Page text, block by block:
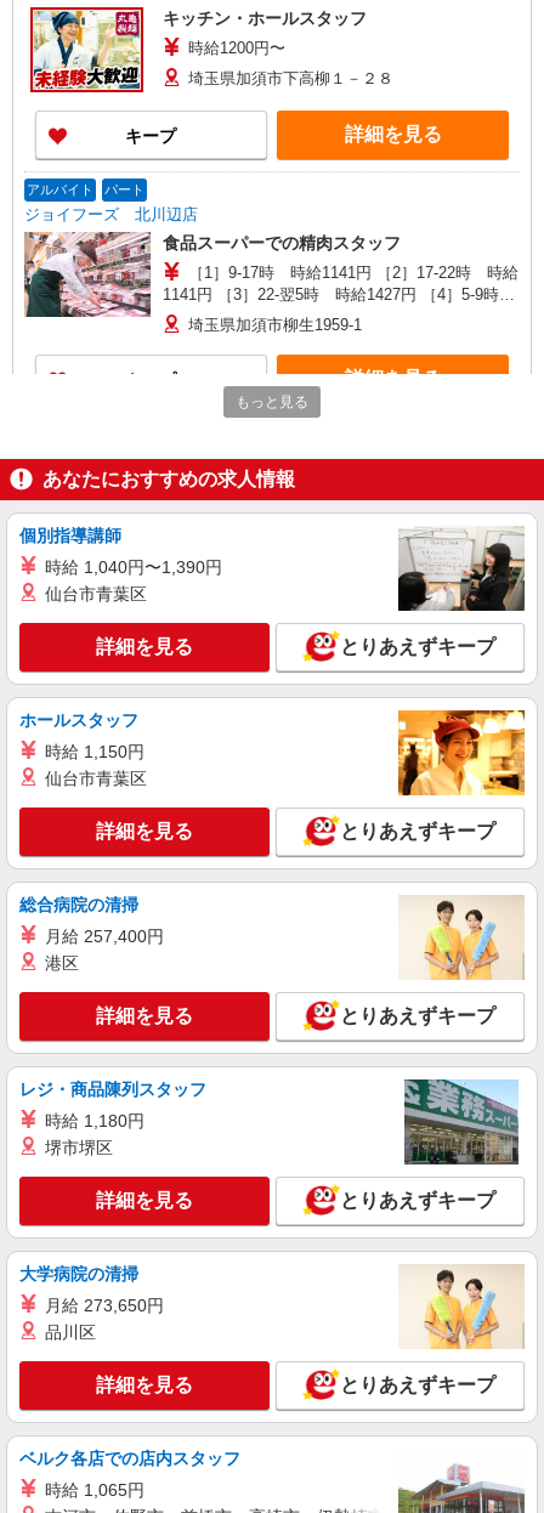
キッチン・ホールスタッフ
時給1200円〜
埼玉県加須市下高柳１－２８
キープ 詳細を見る
アルバイト パート
ジョイフーズ 北川辺店
食品スーパーでの精肉スタッフ
［1］9-17時 時給1141円 ［2］17-22時 時給
1141円 ［3］22-翌5時 時給1427円 ［4］5-9時
時給1141円 日祝＋50円
埼玉県加須市柳生1959-1
キープ 詳細を見る
ジョイフーズ 北川辺店
食品スーパーでの青果スタッフ
［1］9-17時 時給1141円 ［2］17-22時 時給
1141円 ［3］22-翌5時 時給1427円 ［4］5-9時
埼玉県加須市柳生1959-1
キープ 詳細を見る
パート
加須ケアセンターそよ風：RO31461
（6月・12月） ※業績による
埼玉県加須市花崎3-5-1
キープ 詳細を見る
株式会社若菜
時給1,141円〜
株式会社デンソーワイパシステムズ 埼玉県加
須市下高柳311 ★車通勤OK
キープ 詳細を見る
全国農協食品株式会社
学校給食センター調理スタッフ／リーダー候補
（準社員）
月給180,000円〜（経験による） ★昇給年1回
★賞与年2回（6月・12月）
埼玉県加須市町屋新田1144-1（加須市学校給食
センター） 埼玉県南埼玉郡宮代町金原524-2（宮
代町学校給食センター）
キープ 詳細を見る
パート
全国農協食品株式会社
学校給食センタースタッフ ［1］調理補助・食
もっと見る
あなたにおすすめの求人情報
個別指導講師
時給 1,040円〜1,390円
仙台市青葉区
詳細を見る とりあえずキープ
ホールスタッフ
時給 1,150円
仙台市青葉区
詳細を見る とりあえずキープ
総合病院の清掃
月給 257,400円
港区
詳細を見る とりあえずキープ
レジ・商品陳列スタッフ
時給 1,180円
堺市堺区
詳細を見る とりあえずキープ
大学病院の清掃
月給 273,650円
品川区
詳細を見る とりあえずキープ
ベルク各店での店内スタッフ
時給 1,065円